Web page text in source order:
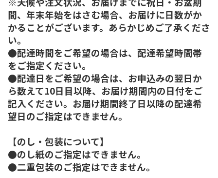
間、年末年始をはさむ場合、お届けに日数がか
かることがございます。あらかじめご了承くださ
い。
●配達時間をご希望の場合は、配達希望時間帯
をご指定ください。
●配達日をご希望の場合は、お申込みの翌日か
ら数えて10日目以降、お届け期間内の日付をご
記入ください。お届け期間終了日以降の配達希
望日のご指定はできません。
【のし・包装について】
●のし紙のご指定はできません。
●二重包装のご指定はできません。